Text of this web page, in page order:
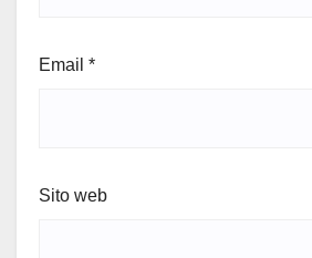
Email *
Sito web